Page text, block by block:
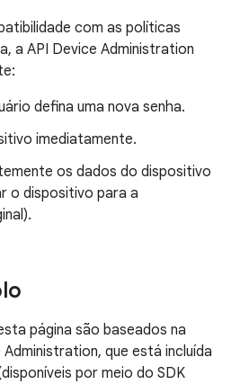
com as políticas
a API Device Administration
defina uma nova senha.
imediatamente.
os dados do dispositivo
o dispositivo para a
página são baseados na
que está incluída
por meio do SDK